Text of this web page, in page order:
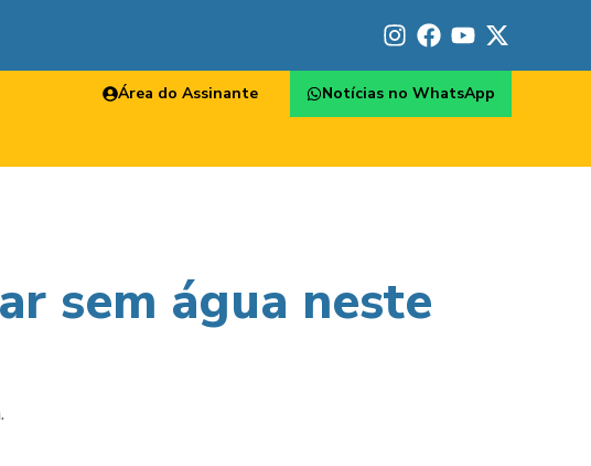
Área do Assinante Notícias no WhatsApp
sem água neste